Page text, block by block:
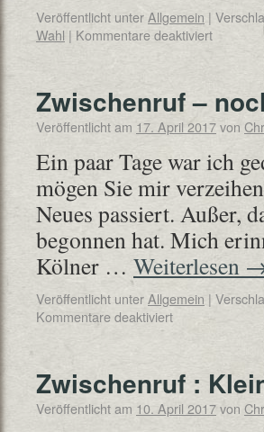
Veröffentlicht unterAllgemein |
Wahl | Kommentare deaktiviert
Zwischenruf –
Veröffentlicht am 17. April 2017von
Ein paar Tage war ich
mögen Sie mir
Neues passiert. Außer,
begonnen hat. Mich
Kölner … Weiterlesen
Veröffentlicht unterAllgemein |
Kommentare deaktiviert
Zwischenruf :
Veröffentlicht am 10. April 2017von